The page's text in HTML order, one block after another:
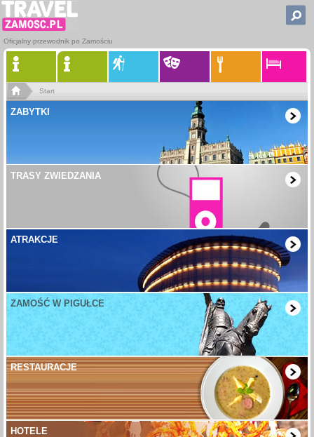
Oficjalny przewodnik po Zamościu
Start
ZABYTKI
TRASY ZWIEDZANIA
ATRAKCJE
ZAMOŚĆ W PIGUŁCE
RESTAURACJE
HOTELE